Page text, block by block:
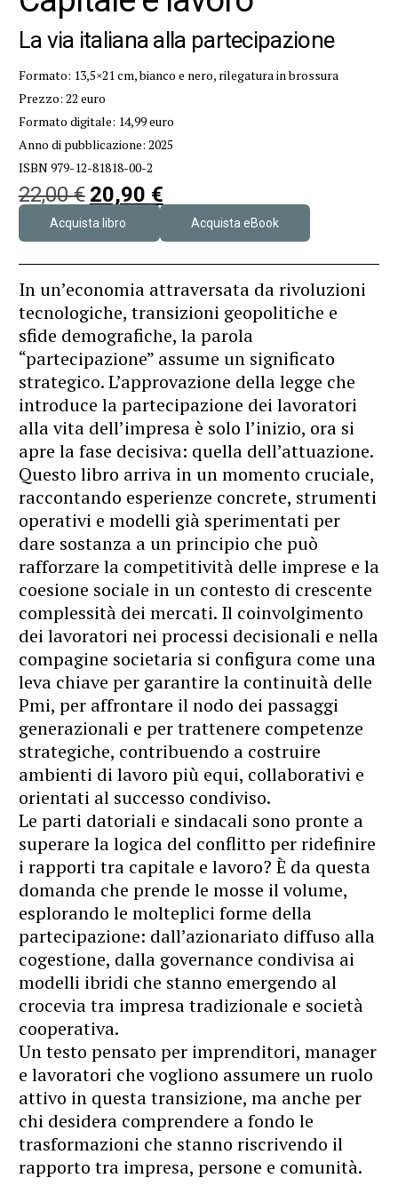
La via italiana alla partecipazione
Formato: 13,5×21 cm, bianco e nero, rilegatura in brossura
Prezzo: 22 euro
Formato digitale: 14,99 euro
Anno di pubblicazione: 2025
ISBN 979-12-81818-00-2
22,00€ 20,90 €
Acquista libro Acquista eBook
In un’economia attraversata da rivoluzioni
tecnologiche, transizioni geopolitiche e
sfide demografiche, la parola
“partecipazione” assume un significato
strategico. L’approvazione della legge che
introduce la partecipazione dei lavoratori
alla vita dell’impresa è solo l’inizio, ora si
apre la fase decisiva: quella dell’attuazione.
Questo libro arriva in un momento cruciale,
raccontando esperienze concrete, strumenti
operativi e modelli già sperimentati per
dare sostanza a un principio che può
rafforzare la competitività delle imprese e la
coesione sociale in un contesto di crescente
complessità dei mercati. Il coinvolgimento
dei lavoratori nei processi decisionali e nella
compagine societaria si configura come una
leva chiave per garantire la continuità delle
Pmi, per affrontare il nodo dei passaggi
generazionali e per trattenere competenze
strategiche, contribuendo a costruire
ambienti di lavoro più equi, collaborativi e
orientati al successo condiviso.
Le parti datoriali e sindacali sono pronte a
superare la logica del conflitto per ridefinire
i rapporti tra capitale e lavoro? È da questa
domanda che prende le mosse il volume,
esplorando le molteplici forme della
partecipazione: dall’azionariato diffuso alla
cogestione, dalla governance condivisa ai
modelli ibridi che stanno emergendo al
crocevia tra impresa tradizionale e società
cooperativa.
Un testo pensato per imprenditori, manager
e lavoratori che vogliono assumere un ruolo
attivo in questa transizione, ma anche per
chi desidera comprendere a fondo le
trasformazioni che stanno riscrivendo il
rapporto tra impresa, persone e comunità.